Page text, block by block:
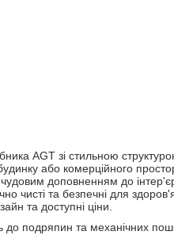
AGT зі стильною
або комерційного
доповненням до
чисті та безпечні для
та доступні ціни.
подряпин та механічних